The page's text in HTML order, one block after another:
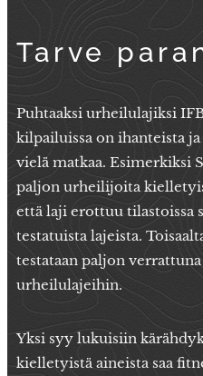
Tarve
Puhtaaksi urheilulajiksi
kilpailuissa on ihanteista
vielä matkaa. Esimerkiksi
paljon urheilijoita
että laji erottuu tilastoissa
testatuista lajeista.
testataan paljon
urheilulajeihin.
Yksi syy lukuisiin
kielletyistä aineista saa